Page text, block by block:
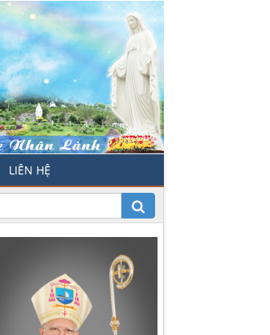
LIÊN HỆ